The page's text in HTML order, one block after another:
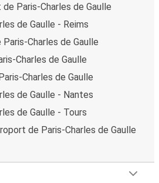
Paris-Charles de Gaulle
de Gaulle - Reims
Charles de Gaulle
Charles de Gaulle
Charles de Gaulle
de Gaulle - Nantes
de Gaulle - Tours
de Paris-Charles de Gaulle